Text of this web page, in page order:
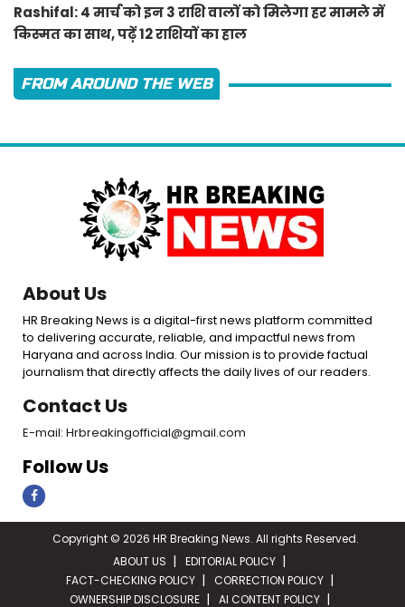
Rashifal: 4 मार्च को इन 3 राशि वालों को मिलेगा हर मामले में
किस्मत का साथ, पढ़ें 12 राशियों का हाल
FROM AROUND THE WEB
About Us
HR Breaking News is a digital-first news platform committed
to delivering accurate, reliable, and impactful news from
Haryana and across India. Our mission is to provide factual
journalism that directly affects the daily lives of our readers.
Contact Us
E-mail: Hrbreakingofficial@gmail.com
Follow Us
Copyright © 2026 HR Breaking News. All rights Reserved.
ABOUT US
EDITORIAL POLICY
FACT-CHECKING POLICY
CORRECTION POLICY
OWNERSHIP DISCLOSURE
AI CONTENT POLICY